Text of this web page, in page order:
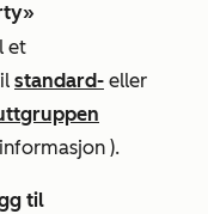
et
standard- eller
).
til